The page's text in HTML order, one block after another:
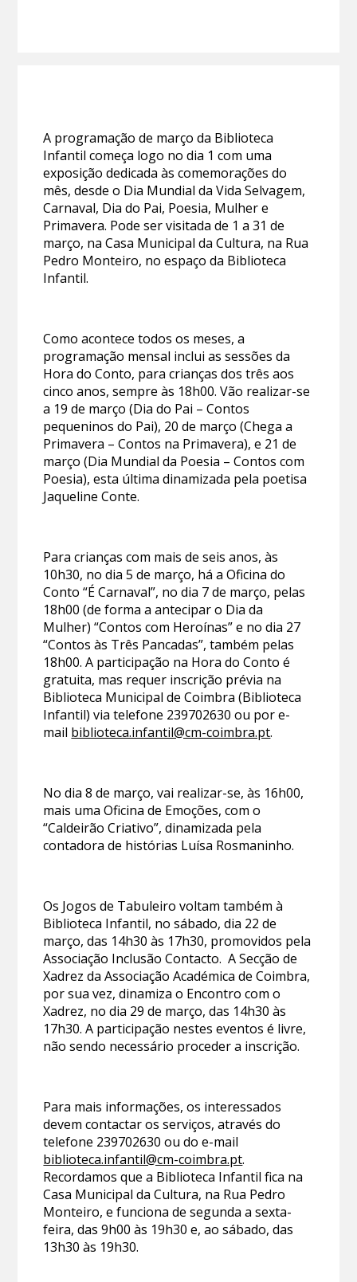
A programação de março da Biblioteca
Infantil começa logo no dia 1 com uma
exposição dedicada às comemorações do
mês, desde o Dia Mundial da Vida Selvagem,
Carnaval, Dia do Pai, Poesia, Mulher e
Primavera. Pode ser visitada de 1 a 31 de
março, na Casa Municipal da Cultura, na Rua
Pedro Monteiro, no espaço da Biblioteca
Infantil.
Como acontece todos os meses, a
programação mensal inclui as sessões da
Hora do Conto, para crianças dos três aos
cinco anos, sempre às 18h00. Vão realizar-se
a 19 de março (Dia do Pai – Contos
pequeninos do Pai), 20 de março (Chega a
Primavera – Contos na Primavera), e 21 de
março (Dia Mundial da Poesia – Contos com
Poesia), esta última dinamizada pela poetisa
Jaqueline Conte.
Para crianças com mais de seis anos, às
10h30, no dia 5 de março, há a Oficina do
Conto “É Carnaval”, no dia 7 de março, pelas
18h00 (de forma a antecipar o Dia da
Mulher) “Contos com Heroínas” e no dia 27
“Contos às Três Pancadas”, também pelas
18h00. A participação na Hora do Conto é
gratuita, mas requer inscrição prévia na
Biblioteca Municipal de Coimbra (Biblioteca
Infantil) via telefone 239702630 ou por e-
mail biblioteca.infantil@cm-coimbra.pt.
No dia 8 de março, vai realizar-se, às 16h00,
mais uma Oficina de Emoções, com o
“Caldeirão Criativo”, dinamizada pela
contadora de histórias Luísa Rosmaninho.
Os Jogos de Tabuleiro voltam também à
Biblioteca Infantil, no sábado, dia 22 de
março, das 14h30 às 17h30, promovidos pela
Associação Inclusão Contacto. A Secção de
Xadrez da Associação Académica de Coimbra,
por sua vez, dinamiza o Encontro com o
Xadrez, no dia 29 de março, das 14h30 às
17h30. A participação nestes eventos é livre,
não sendo necessário proceder a inscrição.
Para mais informações, os interessados
devem contactar os serviços, através do
telefone 239702630 ou do e-mail
biblioteca.infantil@cm-coimbra.pt.
Recordamos que a Biblioteca Infantil fica na
Casa Municipal da Cultura, na Rua Pedro
Monteiro, e funciona de segunda a sexta-
feira, das 9h00 às 19h30 e, ao sábado, das
13h30 às 19h30.